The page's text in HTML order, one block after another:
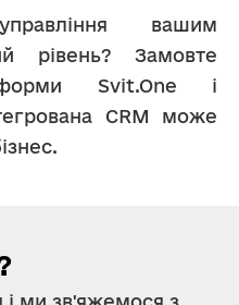
вашим
рівень? Замовте
Svit.One і
CRM може